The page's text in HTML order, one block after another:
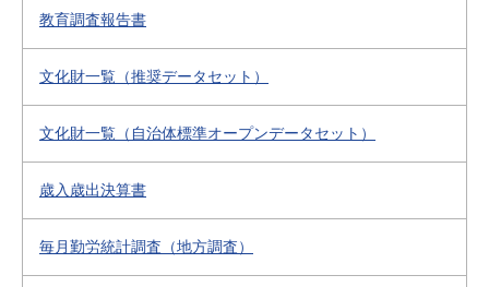
教育調査報告書
文化財一覧（推奨データセット）
文化財一覧（自治体標準オープンデータセット）
歳入歳出決算書
毎月勤労統計調査（地方調査）